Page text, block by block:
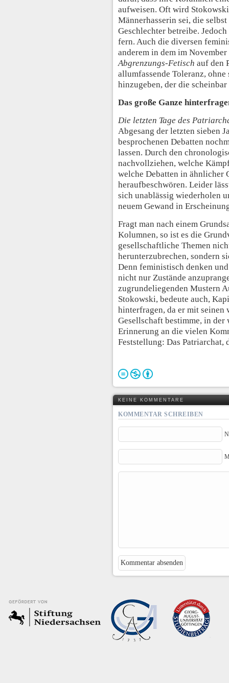
aufweisen. Oft wird
Männerhasserin sei, die
Geschlechter betreibe.
fern. Auch die diversen
anderem in dem im
Abgrenzungs-Fetisch auf den
allumfassende Toleranz,
hinzugeben, der die
Das große Ganze
Die letzten Tage des
Abgesang der letzten sieben
besprochenen Debatten
lassen. Durch den
nachvollziehen, welche
welche Debatten in ähnlicher
heraufbeschwören. Leider
sich unablässig wiederholen
neuem Gewand in
Fragt man nach einem
Kolumnen, so ist es die
gesellschaftliche Themen
herunterzubrechen, sondern
Denn feministisch denken
nicht nur Zustände
zugrundeliegenden Mustern
Stokowski, bedeute auch,
hinterfragen, da er mit seinen
Gesellschaft bestimme, in
Erinnerung an die vielen
Feststellung: Das Patriarchat,
KEINE KOMMENTARE
KOMMENTAR SCHREIBEN